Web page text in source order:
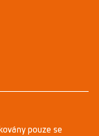
pouze se